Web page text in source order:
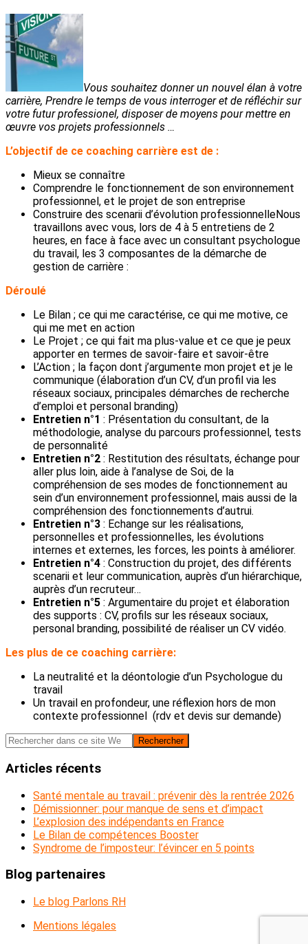
Vous souhaitez donner un nouvel élan à votre
carrière, Prendre le temps de vous interroger et de réfléchir sur
votre futur professionel, disposer de moyens pour mettre en
œuvre vos projets professionnels …
L’objectif de ce coaching carrière est de :
Mieux se connaître
Comprendre le fonctionnement de son environnement
professionnel, et le projet de son entreprise
Construire des scenarii d’évolution professionnelleNous
travaillons avec vous, lors de 4 à 5 entretiens de 2
heures, en face à face avec un consultant psychologue
du travail, les 3 composantes de la démarche de
gestion de carrière :
Déroulé
Le Bilan ; ce qui me caractérise, ce qui me motive, ce
qui me met en action
Le Projet ; ce qui fait ma plus-value et ce que je peux
apporter en termes de savoir-faire et savoir-être
L’Action ; la façon dont j’argumente mon projet et je le
communique (élaboration d’un CV, d’un profil via les
réseaux sociaux, principales démarches de recherche
d’emploi et personal branding)
Entretien n°1 : Présentation du consultant, de la
méthodologie, analyse du parcours professionnel, tests
de personnalité
Entretien n°2 : Restitution des résultats, échange pour
aller plus loin, aide à l’analyse de Soi, de la
compréhension de ses modes de fonctionnement au
sein d’un environnement professionnel, mais aussi de la
compréhension des fonctionnements d’autrui.
Entretien n°3 : Echange sur les réalisations,
personnelles et professionnelles, les évolutions
internes et externes, les forces, les points à améliorer.
Entretien n°4 : Construction du projet, des différents
scenarii et leur communication, auprès d’un hiérarchique,
auprès d’un recruteur…
Entretien n°5 : Argumentaire du projet et élaboration
des supports : CV, profils sur les réseaux sociaux,
personal branding, possibilité de réaliser un CV vidéo.
Les plus de ce coaching carrière:
La neutralité et la déontologie d’un Psychologue du
travail
Un travail en profondeur, une réflexion hors de mon
contexte professionnel (rdv et devis sur demande)
Barre
latérale
Rechercher
ce
Web
Articles récents
Santé mentale au travail : prévenir dès la rentrée 2026
Démissionner: pour manque de sens et d’impact
L’explosion des indépendants en France
Le Bilan de compétences Booster
Syndrome de l’imposteur: l’évincer en 5 points
Blog partenaires
Le blog Parlons RH
Mentions légales